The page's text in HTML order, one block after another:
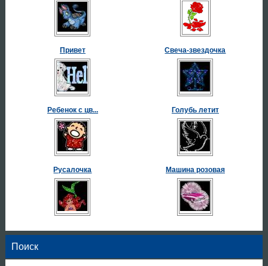
Привет Свеча-звездочка
Ребенок с цв... Голубь летит
Русалочка Машина розовая
Поиск